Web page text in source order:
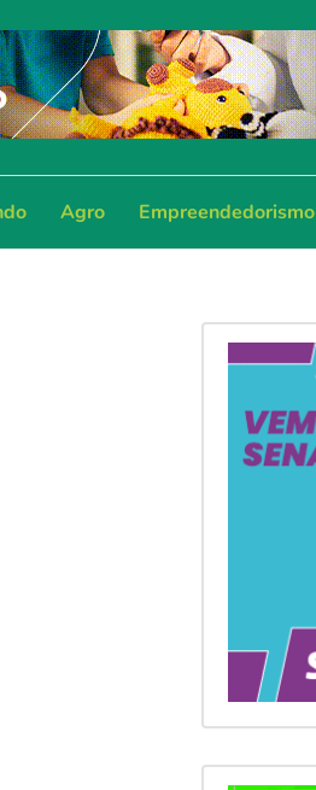
Agro Empreendedorismo